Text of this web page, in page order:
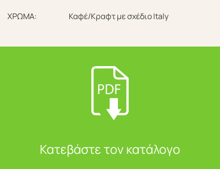
ΧΡΩΜΑ: Καφέ/Κραφτ με σχέδιο Italy
Κατεβάστε τον κατάλογο